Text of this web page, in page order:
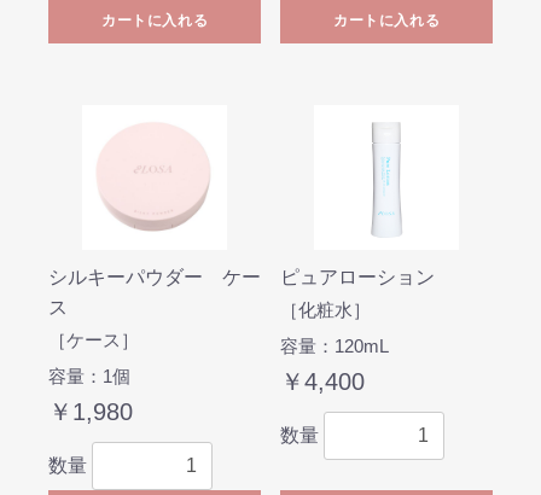
カートに入れる カートに入れる
シルキーパウダー ケー
ス
［ケース］
容量：1個
￥1,980
数量
ピュアローション
［化粧水］
容量：120mL
￥4,400
数量